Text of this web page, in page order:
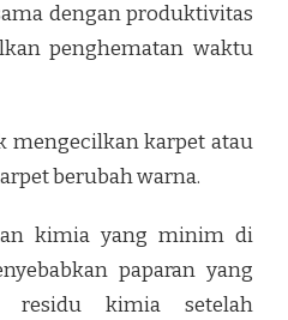
dengan produktivitas
penghematan waktu
mengecilkan karpet atau
berubah warna.
kimia yang minim di
paparan yang
residu kimia setelah